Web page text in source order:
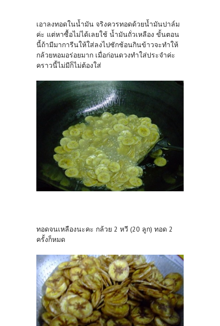
เอาลงทอดในน้ำมัน จริงควรทอดด้วยน้ำมันปาล์ม
ค่ะ แต่หาซื้อไม่ได้เลยใช้ น้ำมันถั่วเหลือง ขั้นตอน
นี้ถ้ามีมาการีนให้ใส่ลงไปซักช้อนกินข้าวจะทำให้
กล้วยหอมอร่อยมาก เมื่อก่อนดวงทำใส่ประจำค่ะ
คราวนี้ไม่มีก็ไม่ต้องใส่
ทอดจนเหลืองนะคะ กล้วย 2 หวี (20 ลูก) ทอด 2
ครั้งก็หมด